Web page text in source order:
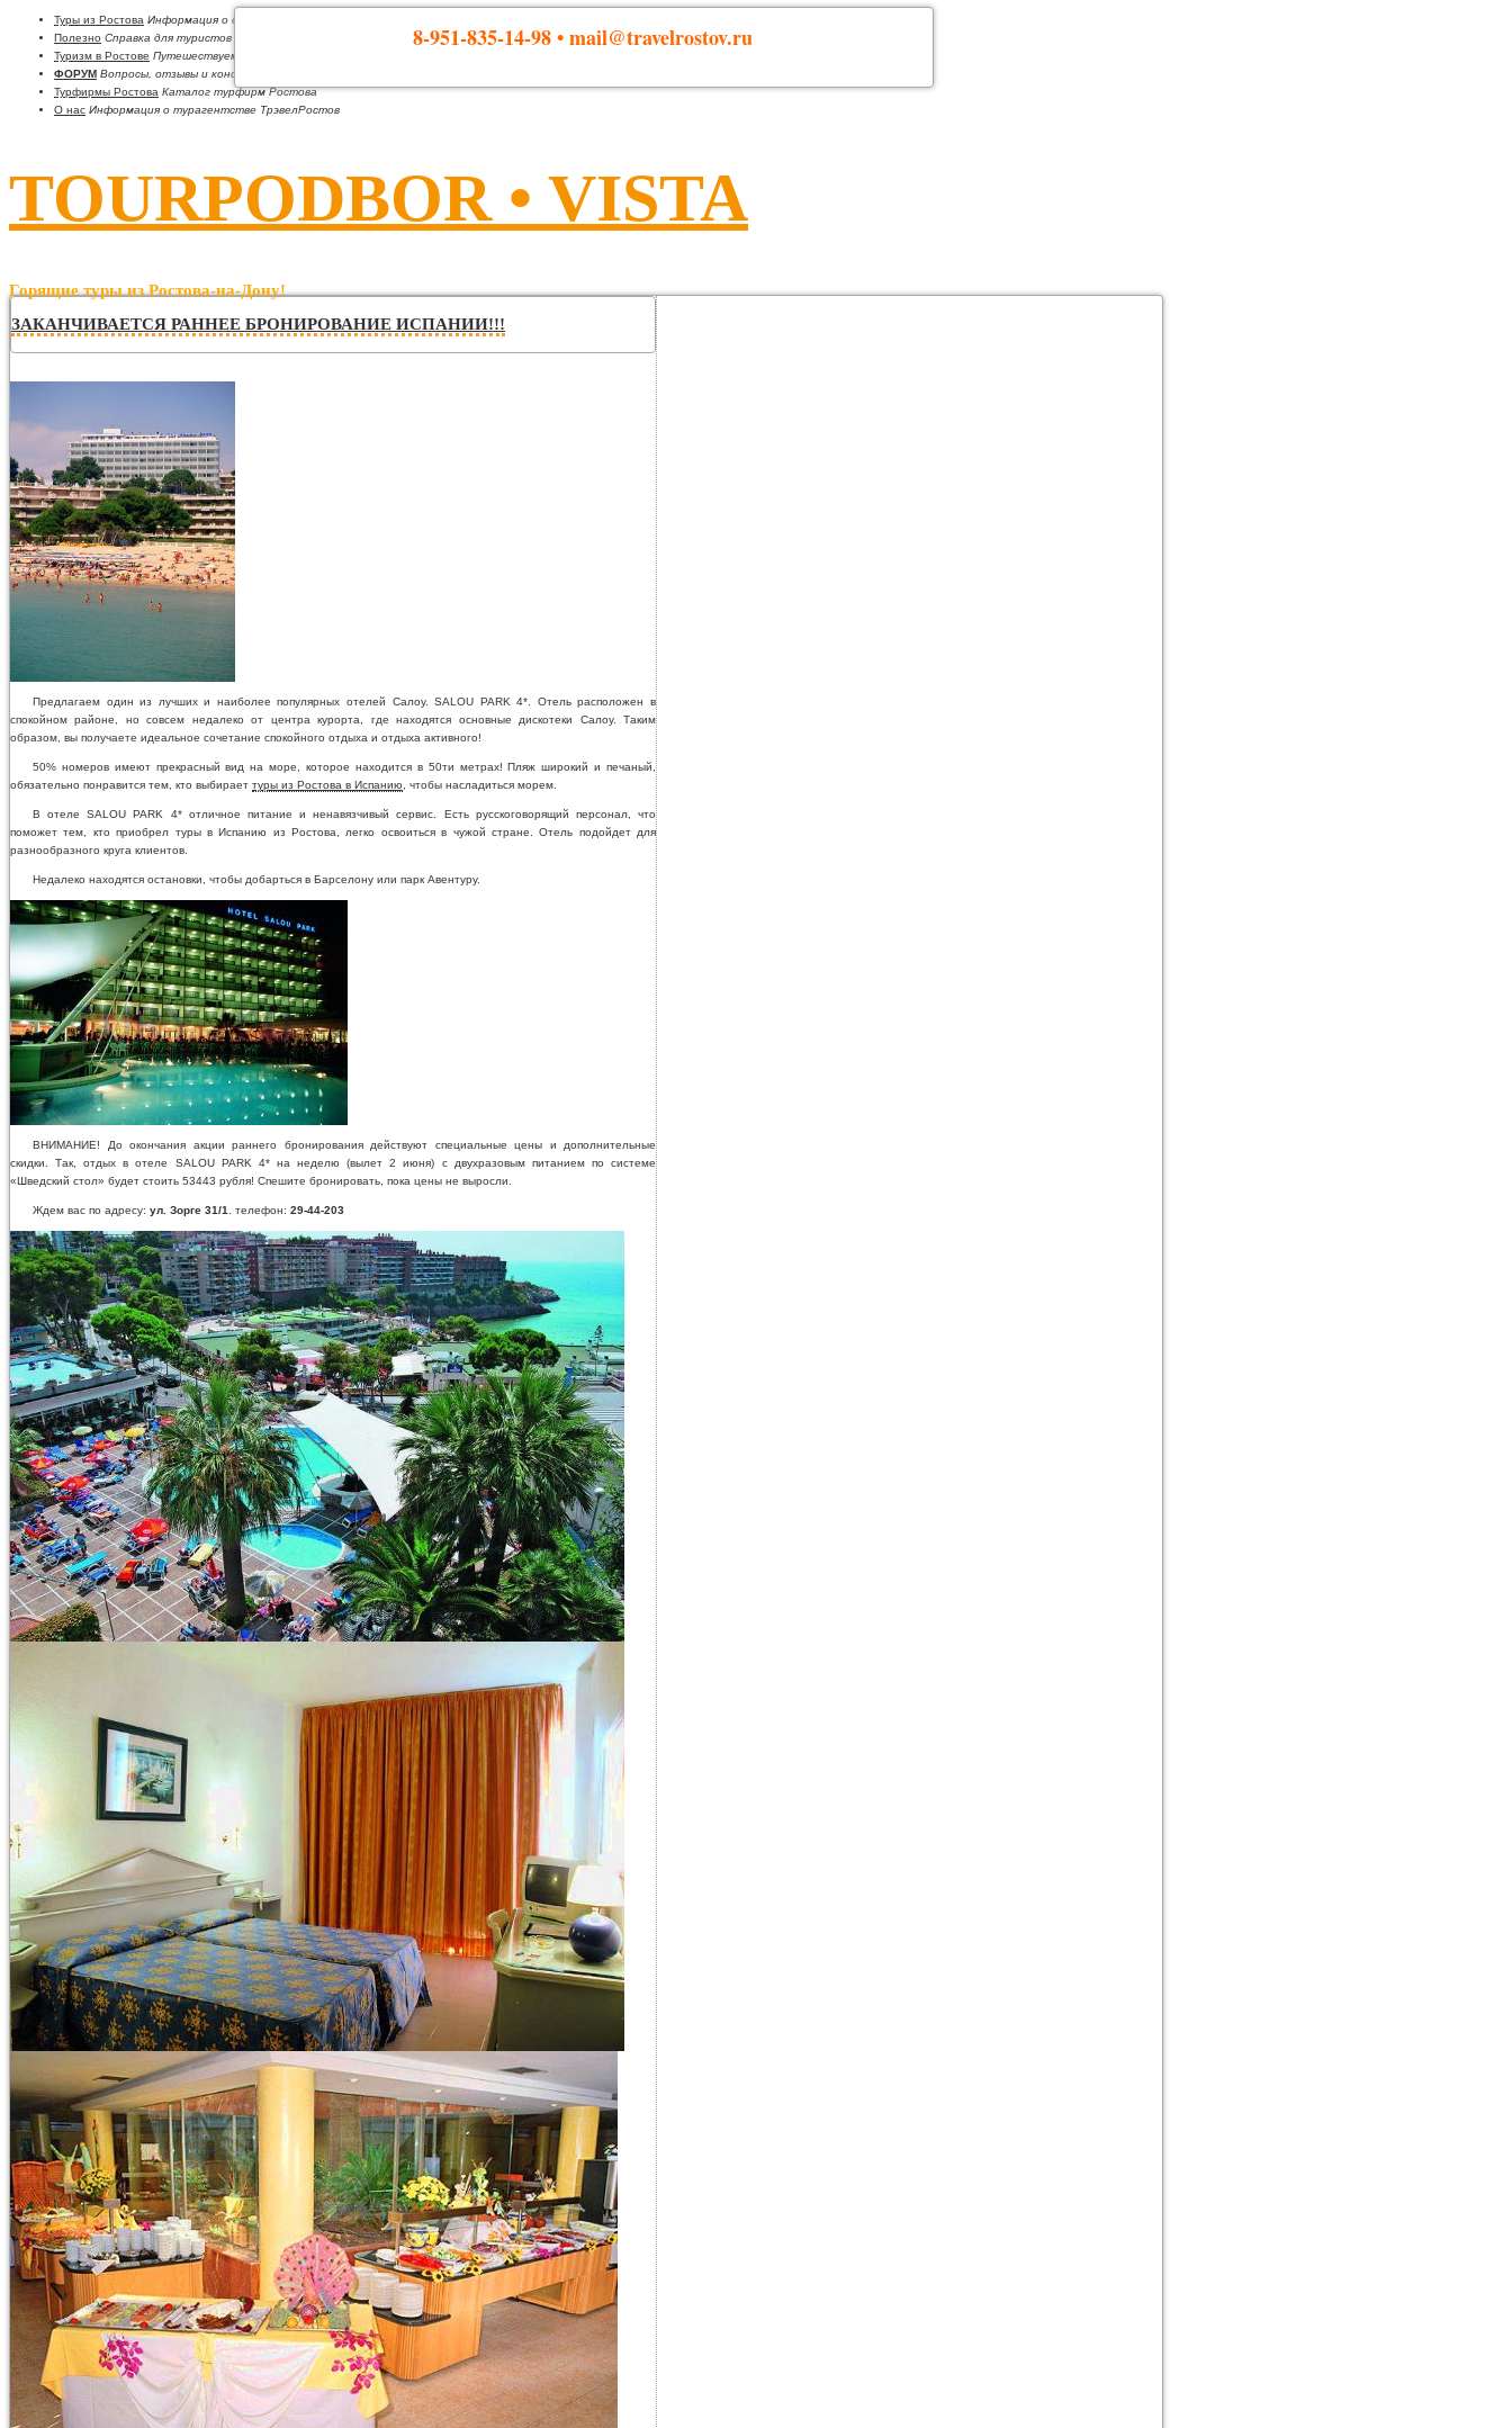
8-951-835-14-98 • mail@travelrostov.ru
Туры из Ростова Информация о странах
Полезно Справка для туристов
Туризм в Ростове Путешествуем по Ростовской области
ФОРУМ Вопросы, отзывы и консультации
Турфирмы Ростова Каталог турфирм Ростова
О нас Информация о турагентстве ТрэвелРостов
TOURPODBOR • VISTA
Горящие туры из Ростова-на-Дону!
ЗАКАНЧИВАЕТСЯ РАННЕЕ БРОНИРОВАНИЕ ИСПАНИИ!!!
Предлагаем один из лучших и наиболее популярных отелей Салоу. SALOU PARK 4*. Отель расположен в
спокойном районе, но совсем недалеко от центра курорта, где находятся основные дискотеки Салоу. Таким
образом, вы получаете идеальное сочетание спокойного отдыха и отдыха активного!
50% номеров имеют прекрасный вид на море, которое находится в 50ти метрах! Пляж широкий и печаный,
обязательно понравится тем, кто выбирает туры из Ростова в Испанию , чтобы насладиться морем.
В отеле SALOU PARK 4* отличное питание и ненавязчивый сервис. Есть русскоговорящий персонал, что
поможет тем, кто приобрел туры в Испанию из Ростова, легко освоиться в чужой стране. Отель подойдет для
разнообразного круга клиентов.
Недалеко находятся остановки, чтобы добарться в Барселону или парк Авентуру.
ВНИМАНИЕ! До окончания акции раннего бронирования действуют специальные цены и дополнительные
скидки. Так, отдых в отеле SALOU PARK 4* на неделю (вылет 2 июня) с двухразовым питанием по системе
«Шведский стол» будет стоить 53443 рубля! Спешите бронировать, пока цены не выросли.
Ждем вас по адресу: ул. Зорге 31/1 . телефон: 29-44-203